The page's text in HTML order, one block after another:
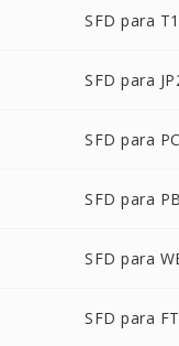
SFD para
SFD para
SFD para
SFD para
SFD para
SFD para